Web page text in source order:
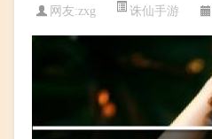
网友:zxg 诛仙手游